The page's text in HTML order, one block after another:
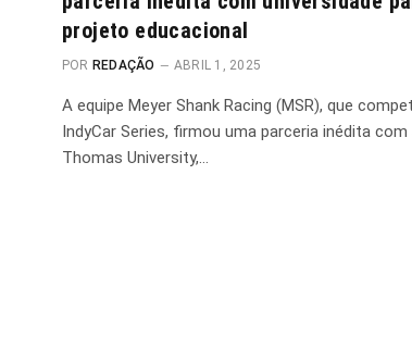
projeto educacional
POR REDAÇÃO ABRIL 1, 2025
A equipe Meyer Shank Racing (MSR), que
IndyCar Series, firmou uma parceria inédita com
Thomas University,…